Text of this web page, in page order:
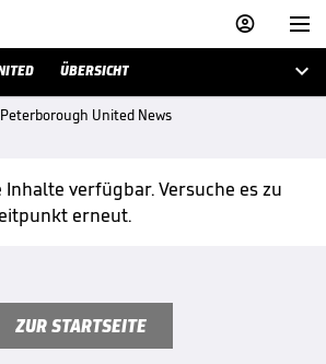


ÜBERSICHT 
Peterborough United News
verfügbar. Versuche es zu
erneut.
ZUR STARTSEITE